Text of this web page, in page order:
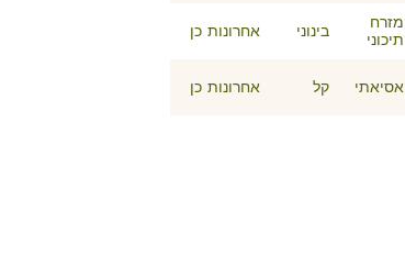
מזרח
תיכוני
בינוני אחרונות כן
אסיאתי קל אחרונות כן